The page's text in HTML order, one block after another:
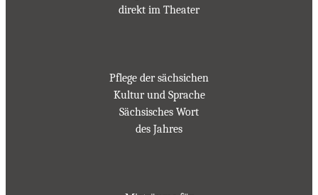
direkt im Theater
Pflege der sächsichen
Kultur und Sprache
Sächsisches Wort
des Jahres